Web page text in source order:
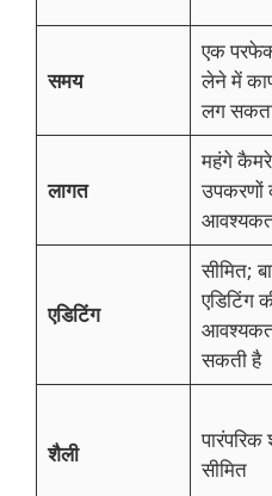
समय
एक
लेने में
लग
लागत
महंगे
उपकरणों
एडिटिंग
सीमित;
एडिटिंग
सकती है
शैली
पारंपरिक
सीमित